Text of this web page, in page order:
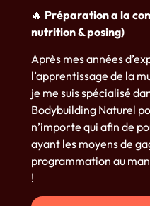
🔥 Préparation a la
nutrition & posing)
Après mes années
l’apprentissage de la
je me suis spécialisé
Bodybuilding Naturel
n’importe qui afin de
ayant les moyens de
programmation au
!